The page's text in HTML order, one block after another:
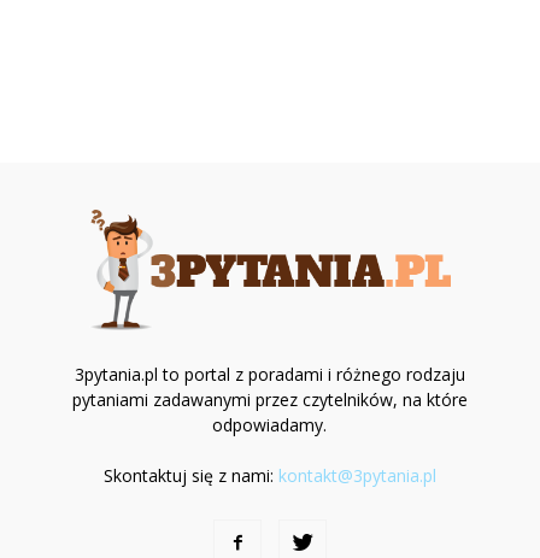
3pytania.pl to portal z poradami i różnego rodzaju
pytaniami zadawanymi przez czytelników, na które
odpowiadamy.
Skontaktuj się z nami: kontakt@3pytania.pl